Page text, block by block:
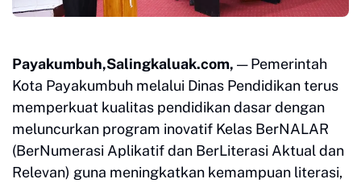
Payakumbuh,Salingkaluak.com, — Pemerintah
Kota Payakumbuh melalui Dinas Pendidikan terus
memperkuat kualitas pendidikan dasar dengan
meluncurkan program inovatif Kelas BerNALAR
(BerNumerasi Aplikatif dan BerLiterasi Aktual dan
Relevan) guna meningkatkan kemampuan literasi,